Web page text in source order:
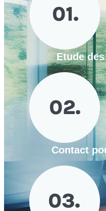
Etude
Contact